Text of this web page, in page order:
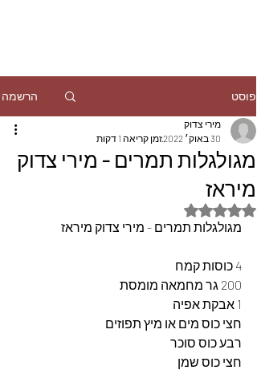
פוסט הרשמה
מגולגלות תמרים - מירי צדוק
מיראז
מירי צדוק
30 באוק׳ 2022
זמן קריאה 1 דקות
דירוג של NaN מתוך 5 כוכבים
מגולגלות תמרים - מירי צדוק מיראז
4 כוסות קמח
200 גר מחמאה מומסת
1 אבקת אפיה
חצי כוס מים או מיץ תפוזים
רבע כוס סוכר
חצי כוס שמן